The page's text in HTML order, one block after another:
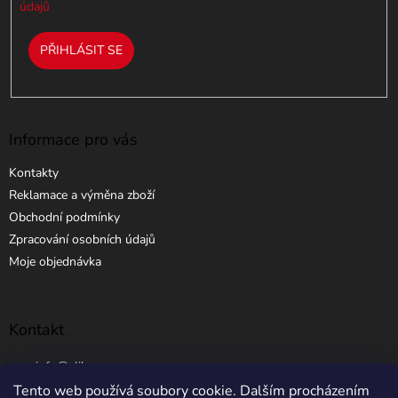
Tento web používá soubory cookie. Dalším procházením
údajů
PŘIHLÁSIT SE
Informace pro vás
Kontakty
Reklamace a výměna zboží
Obchodní podmínky
Zpracování osobních údajů
Moje objednávka
Kontakt
info @ elibros.cz
+420 734 184 444